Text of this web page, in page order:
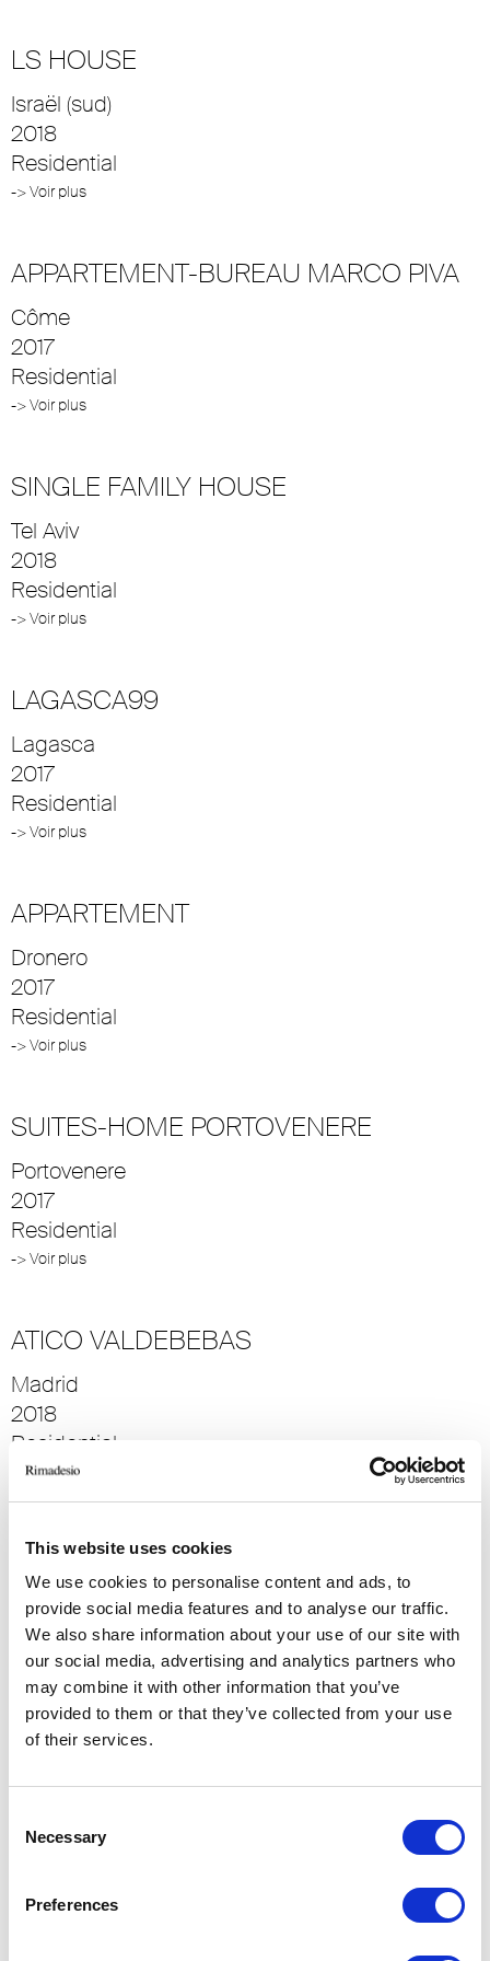
This website uses cookies
We use cookies to personalise content and ads, to
provide social media features and to analyse our traffic.
We also share information about your use of our site with
our social media, advertising and analytics partners who
may combine it with other information that you’ve
provided to them or that they’ve collected from your use
of their services.
Selection
Necessary
Preferences
LS HOUSE
Israël (sud)
2018
Residential
-> Voir plus
APPARTEMENT-BUREAU MARCO PIVA
Côme
2017
Residential
-> Voir plus
SINGLE FAMILY HOUSE
Tel Aviv
2018
Residential
-> Voir plus
LAGASCA99
Lagasca
2017
Residential
-> Voir plus
APPARTEMENT
Dronero
2017
Residential
-> Voir plus
SUITES-HOME PORTOVENERE
Portovenere
2017
Residential
-> Voir plus
ATICO VALDEBEBAS
Madrid
2018
Residential
-> Voir plus
W-APT1
Tel Aviv
2014
Residential
-> Voir plus
2017
-> Voir plus